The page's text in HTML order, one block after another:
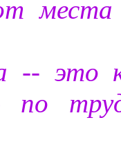
-- это